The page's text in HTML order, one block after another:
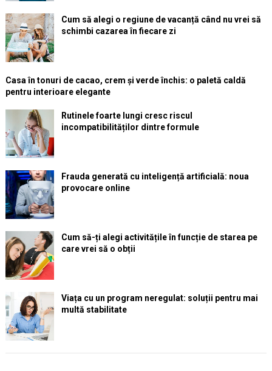
Cum să alegi o regiune de vacanță când nu vrei să
schimbi cazarea în fiecare zi
Casa în tonuri de cacao, crem și verde închis: o paletă caldă
pentru interioare elegante
Rutinele foarte lungi cresc riscul
incompatibilităților dintre formule
Frauda generată cu inteligență artificială: noua
provocare online
Cum să-ți alegi activitățile în funcție de starea pe
care vrei să o obții
Viața cu un program neregulat: soluții pentru mai
multă stabilitate